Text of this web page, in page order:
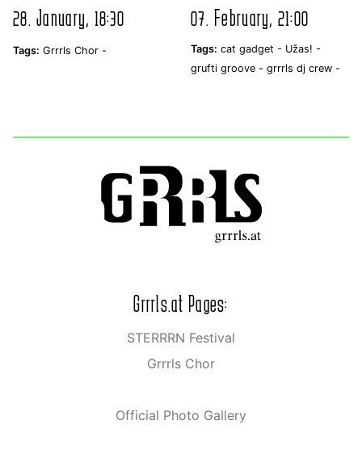
28. January, 18:30
Tags: Grrrls Chor -
07. February, 21:00
Tags: cat gadget - Užas! -
grufti groove - grrrls dj crew -
Grrrls.at Pages:
STERRRN Festival
Grrrls Chor
Official Photo Gallery